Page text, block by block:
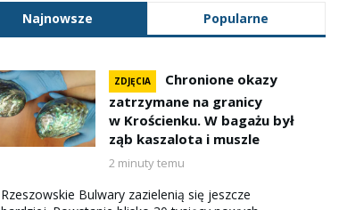
Najnowsze Popularne
ZDJĘCIA
Chronione okazy
zatrzymane na granicy
w Krościenku. W bagażu był
ząb kaszalota i muszle
2 minuty temu
Rzeszowskie Bulwary zazielenią się jeszcze